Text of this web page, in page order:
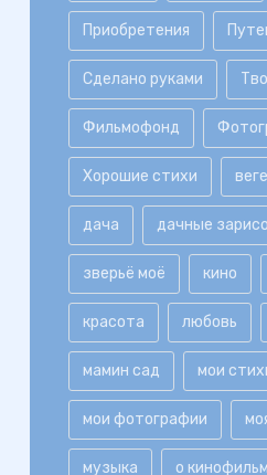
Приобретения
Сделано руками
Фильмофонд
Хорошие стихи
дача дачные
зверьё моё кино
красота любовь
мамин сад мои
мои фотографии
музыка о